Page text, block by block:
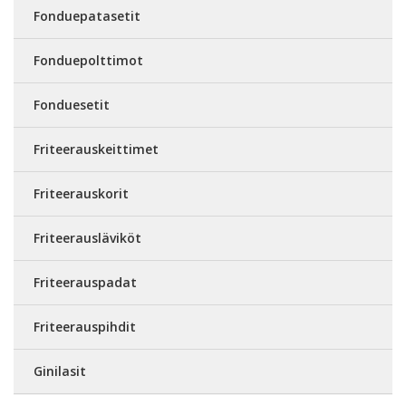
Fonduepatasetit
Fonduepolttimot
Fonduesetit
Friteerauskeittimet
Friteerauskorit
Friteerausläviköt
Friteerauspadat
Friteerauspihdit
Ginilasit